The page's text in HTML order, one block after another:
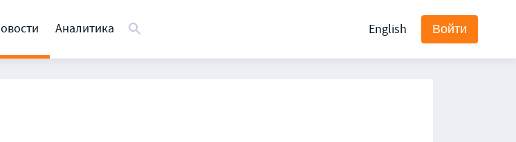
Аналитика English Войти